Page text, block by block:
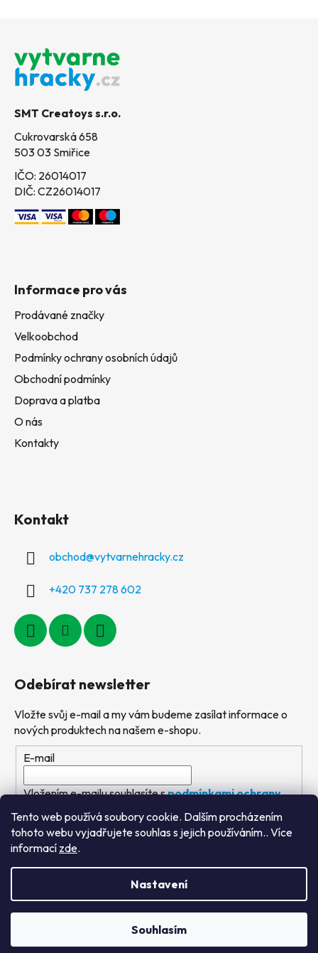
Tento web používá soubory cookie. Dalším procházením
tohoto webu vyjadřujete souhlas s jejich používáním.. Více
informací zde.
Nastavení
Souhlasím
SMT Creatoys s.r.o.
Cukrovarská 658
503 03 Smiřice
IČO: 26014017
DIČ: CZ26014017
Informace pro vás
Prodávané značky
Velkoobchod
Podmínky ochrany osobních údajů
Obchodní podmínky
Doprava a platba
O nás
Kontakty
Kontakt
obchod@vytvarnehracky.cz
+420 737 278 602
Odebírat newsletter
Vložte svůj e-mail a my vám budeme zasílat informace o
nových produktech na našem e-shopu.
E-mail
Vložením e-mailu souhlasíte spodmínkami ochrany
osobních údajů
PŘIHLÁSIT SE
Výtvarné hračky
vyhrazena.